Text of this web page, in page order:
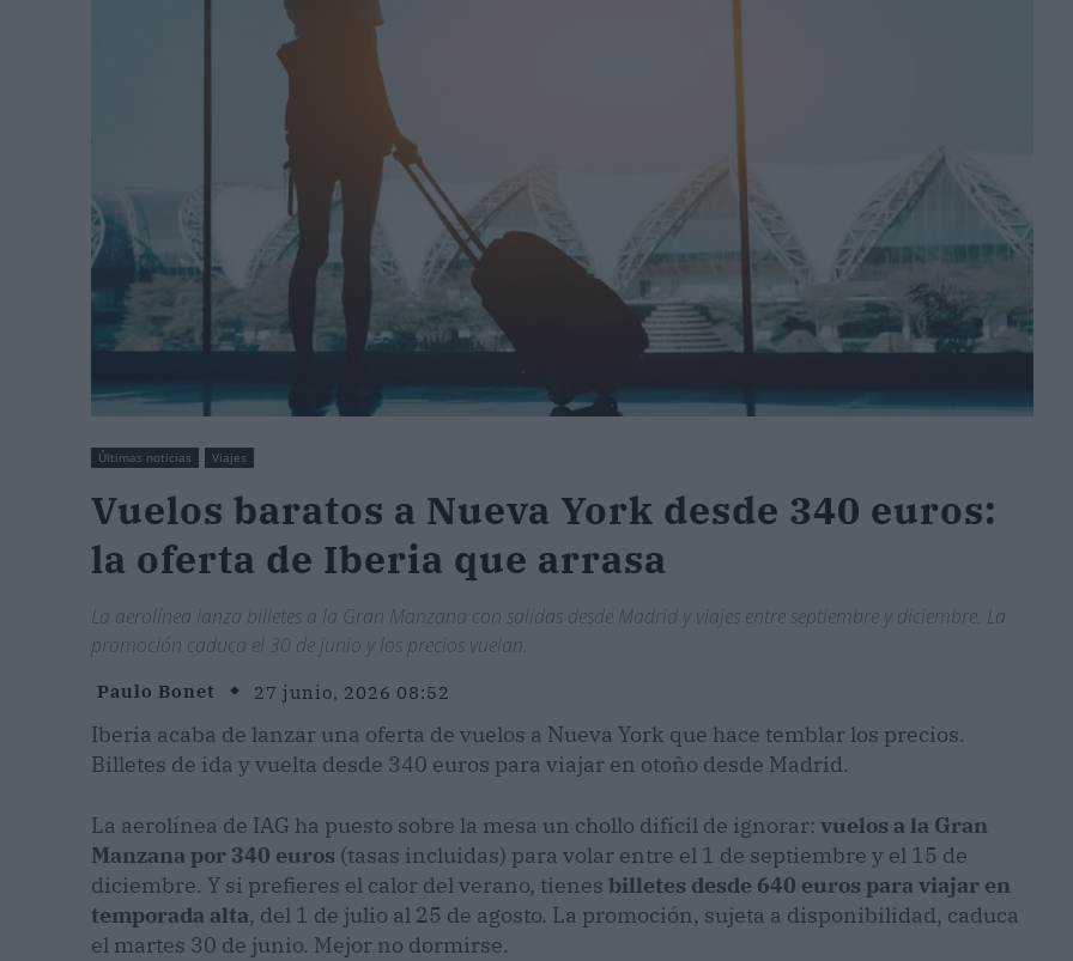
Últimas noticias Viajes
Vuelos baratos a Nueva York desde 340 euros:
la oferta de Iberia que arrasa
La aerolínea lanza billetes a la Gran Manzana con salidas desde Madrid y viajes entre septiembre y diciembre. La
promoción caduca el 30 de junio y los precios vuelan.
Paulo Bonet 27 junio, 2026 08:52
Iberia acaba de lanzar una oferta de vuelos a Nueva York que hace temblar los precios.
Billetes de ida y vuelta desde 340 euros para viajar en otoño desde Madrid.
La aerolínea de IAG ha puesto sobre la mesa un chollo difícil de ignorar: vuelos a la Gran
Manzana por 340 euros (tasas incluidas) para volar entre el 1 de septiembre y el 15 de
diciembre. Y si prefieres el calor del verano, tienes billetes desde 640 euros para viajar en
temporada alta, del 1 de julio al 25 de agosto. La promoción, sujeta a disponibilidad, caduca
el martes 30 de junio. Mejor no dormirse.